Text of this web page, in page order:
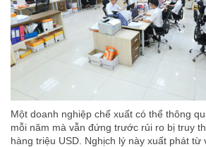
Một doanh nghiệp chế xuất có thể thông
mỗi năm mà vẫn đứng trước rủi ro bị truy
hàng triệu USD. Nghịch lý này xuất phát từ